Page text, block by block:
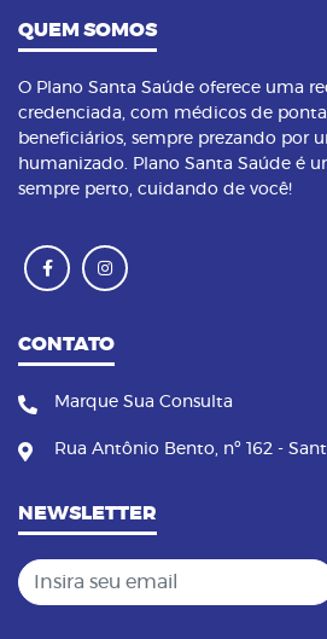
QUEM SOMOS
O Plano Santa Saúde oferece uma
credenciada, com médicos de ponta
beneficiários, sempre prezando por
humanizado. Plano Santa Saúde é
sempre perto, cuidando de você!
CONTATO
Marque Sua Consulta
Rua Antônio Bento, nº 162 -
NEWSLETTER
Insira seu email